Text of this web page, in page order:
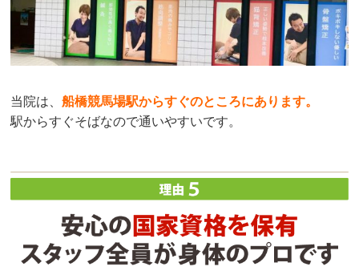
当院は、船橋競馬場駅からすぐのところにあります。
駅からすぐそばなので通いやすいです。